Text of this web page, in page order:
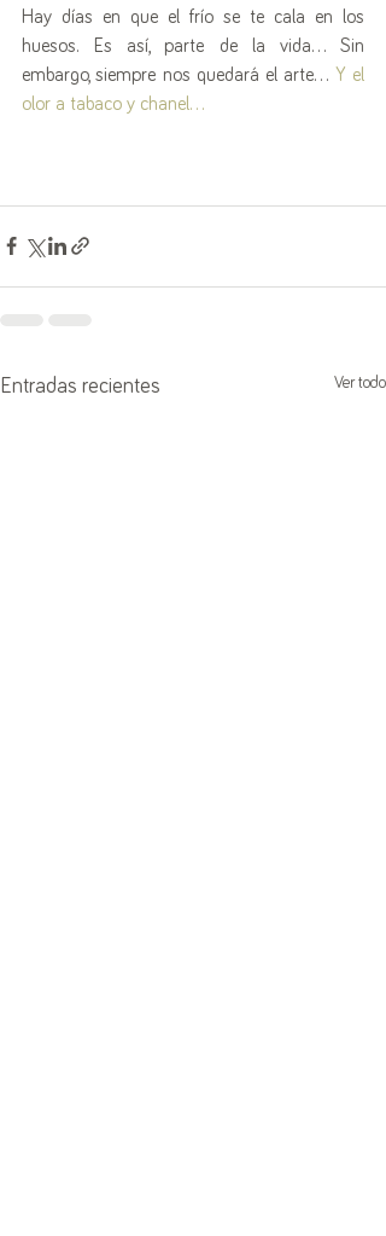
Hay días en que el frío se te cala en los
huesos. Es así, parte de la vida... Sin
embargo, siempre nos quedará el arte... Y el
olor a tabaco y chanel...
Entradas recientes Ver todo